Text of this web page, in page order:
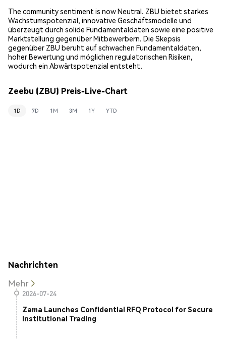
The community sentiment is now Neutral. ZBU bietet starkes
Wachstumspotenzial, innovative Geschäftsmodelle und
überzeugt durch solide Fundamentaldaten sowie eine positive
Marktstellung gegenüber Mitbewerbern. Die Skepsis
gegenüber ZBU beruht auf schwachen Fundamentaldaten,
hoher Bewertung und möglichen regulatorischen Risiken,
wodurch ein Abwärtspotenzial entsteht.
Zeebu (ZBU) Preis-Live-Chart
1D 7D 1M 3M 1Y YTD
Nachrichten
Mehr
2026-07-24
Zama Launches Confidential RFQ Protocol for Secure
Institutional Trading